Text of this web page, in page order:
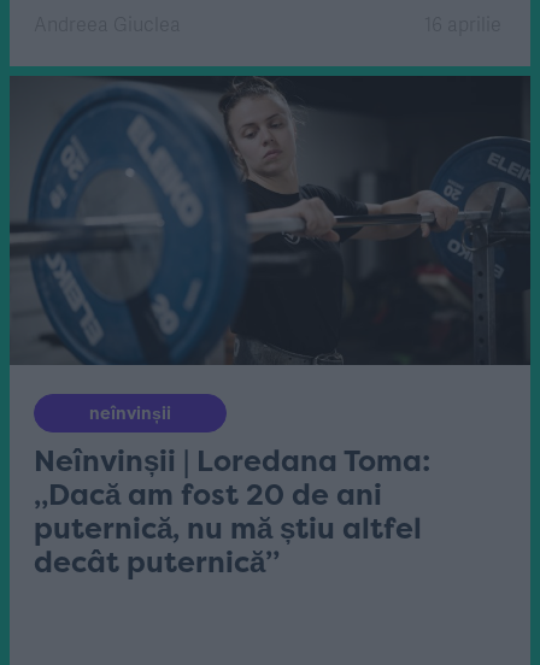
neînvinșii
Neînvinșii | Loredana Toma:
„Dacă am fost 20 de ani
puternică, nu mă știu altfel
decât puternică”